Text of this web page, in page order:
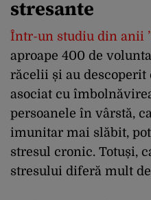
stresante
Într-un studiu din anii
aproape 400 de
răcelii și au descoperit
asociat cu
persoanele în vârstă,
imunitar mai slăbit,
stresul cronic. Totuși,
stresului diferă mult